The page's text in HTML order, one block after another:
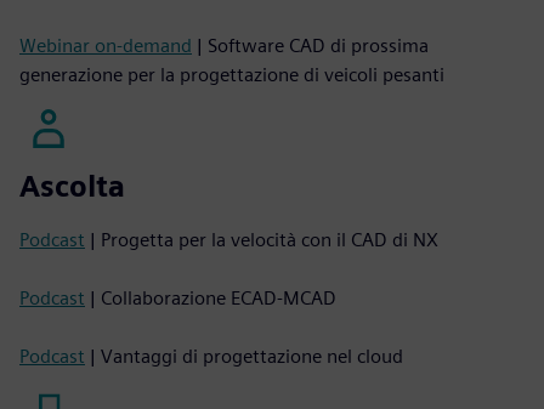
Webinar on-demand | Software CAD di prossima
generazione per la progettazione di veicoli pesanti
Ascolta
Podcast | Progetta per la velocità con il CAD di NX
Podcast | Collaborazione ECAD-MCAD
Podcast | Vantaggi di progettazione nel cloud